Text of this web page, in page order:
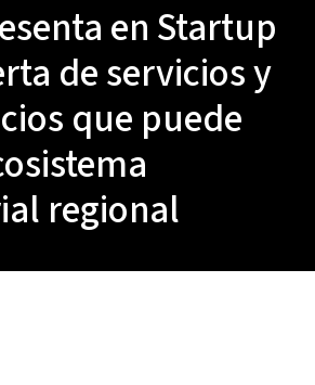
en Startup
de servicios y
que puede
regional